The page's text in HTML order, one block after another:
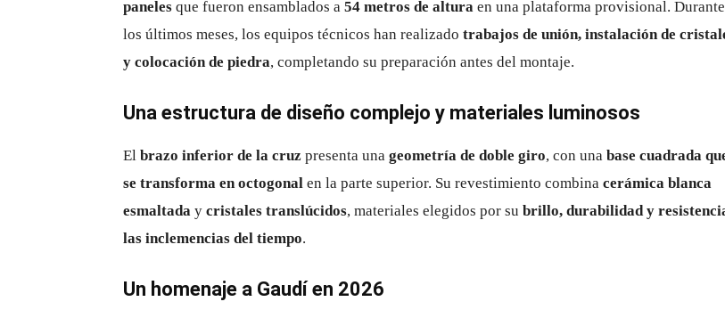
paneles que fueron ensamblados a 54 metros de altura en una plataforma provisional. Durante
los últimos meses, los equipos técnicos han realizado trabajos de unión, instalación de
y colocación de piedra, completando su preparación antes del montaje.
Una estructura de diseño complejo y materiales luminosos
El brazo inferior de la cruz presenta una geometría de doble giro, con una base cuadrada
se transforma en octogonal en la parte superior. Su revestimiento combina cerámica blanca
esmaltada y cristales translúcidos, materiales elegidos por su brillo, durabilidad y
las inclemencias del tiempo.
Un homenaje a Gaudí en 2026